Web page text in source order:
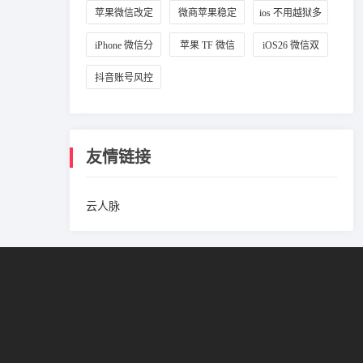
定位设置 改城市 拟定位
苹果微信改定
位教程
微商苹果稳定
微信多开
ios 不用越狱多
开微信
iPhone 微信分
身方法
苹果 TF 微信 iOS26 微信双
抖音账号风控
友情链接
云人脉